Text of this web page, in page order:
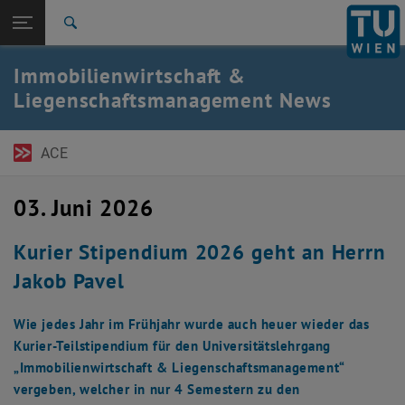
TU Login
Zur 1. Menü Ebene
TU Wien Academy
Zurück: Subseiten von Immobilienwirtschaft & Liegenschaftsmgmt.
Immobilienwirtschaft &
Liegenschaftsmgmt.
News
Immobilienwirtschaft &
Liegenschaftsmanagement News
ACE
03. Juni 2026
Kurier Stipendium 2026 geht an Herrn
Jakob Pavel
Wie jedes Jahr im Frühjahr wurde auch heuer wieder das
Kurier-Teilstipendium für den Universitätslehrgang
„Immobilienwirtschaft & Liegenschaftsmanagement“
vergeben, welcher in nur 4 Semestern zu den